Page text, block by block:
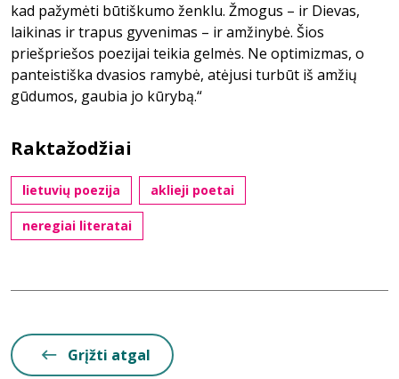
kad pažymėti būtiškumo ženklu. Žmogus – ir Dievas,
laikinas ir trapus gyvenimas – ir amžinybė. Šios
priešpriešos poezijai teikia gelmės. Ne optimizmas, o
panteistiška dvasios ramybė, atėjusi turbūt iš amžių
gūdumos, gaubia jo kūrybą.“
Raktažodžiai
lietuvių poezija aklieji poetai
neregiai literatai
Grįžti atgal